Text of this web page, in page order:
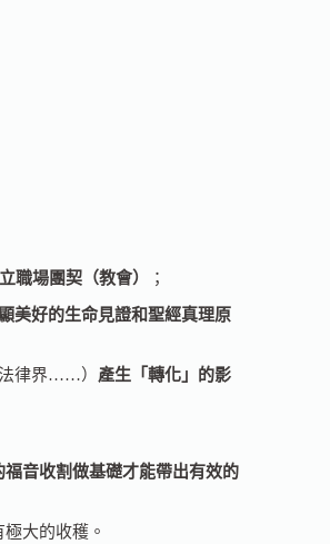
職場團契（教會） ；
美好的生命見證和聖經真理原
律界……） 產生「轉化」的影
音收割做基礎才能帶出有效的
極大的收穫。